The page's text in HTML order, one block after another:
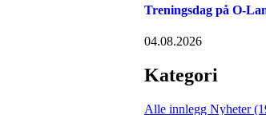
Treningsdag på O-
04.08.2026
Kategori
Alle innlegg Nyheter